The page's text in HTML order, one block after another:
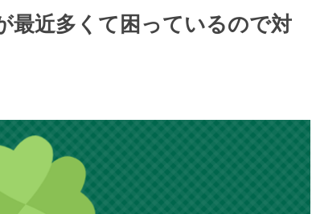
最近多くて困っているので対